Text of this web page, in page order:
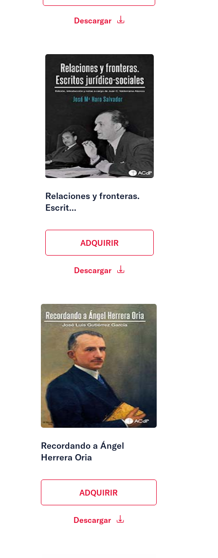
Descargar
Relaciones y fronteras.
Escrit...
ADQUIRIR
Descargar
Recordando a Ángel
Herrera Oria
ADQUIRIR
Descargar